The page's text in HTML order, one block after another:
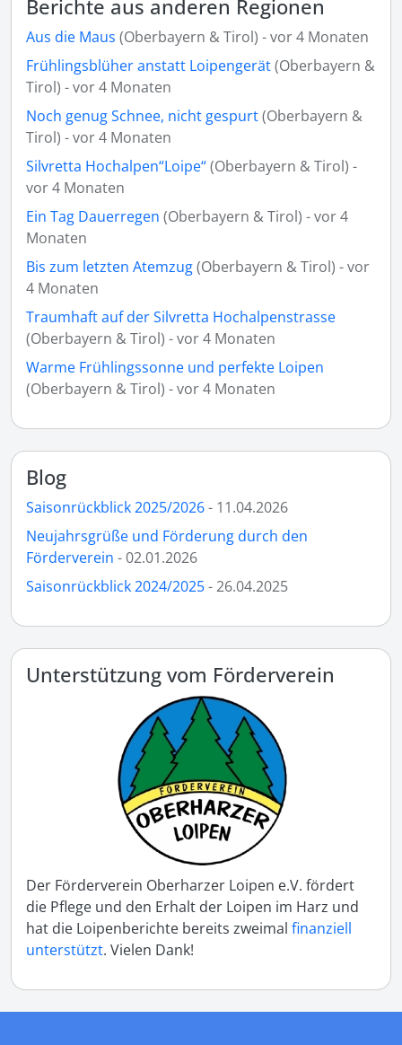
Berichte aus anderen Regionen
Aus die Maus (Oberbayern & Tirol) - vor 4 Monaten
Frühlingsblüher anstatt Loipengerät(Oberbayern &
Tirol) - vor 4 Monaten
Noch genug Schnee, nicht gespurt(Oberbayern &
Tirol) - vor 4 Monaten
Silvretta Hochalpen“Loipe“(Oberbayern & Tirol) -
vor 4 Monaten
Ein Tag Dauerregen (Oberbayern & Tirol) - vor 4
Monaten
Bis zum letzten Atemzug(Oberbayern & Tirol) - vor
4 Monaten
Traumhaft auf der Silvretta Hochalpenstrasse
(Oberbayern & Tirol) - vor 4 Monaten
Warme Frühlingssonne und perfekte Loipen
(Oberbayern & Tirol) - vor 4 Monaten
Blog
Saisonrückblick 2025/2026- 11.04.2026
Neujahrsgrüße und Förderung durch den
Förderverein - 02.01.2026
Saisonrückblick 2024/2025- 26.04.2025
Unterstützung vom Förderverein
Der Förderverein Oberharzer Loipen e.V. fördert
die Pflege und den Erhalt der Loipen im Harz und
hat die Loipenberichte bereits zweimal finanziell
unterstützt. Vielen Dank!